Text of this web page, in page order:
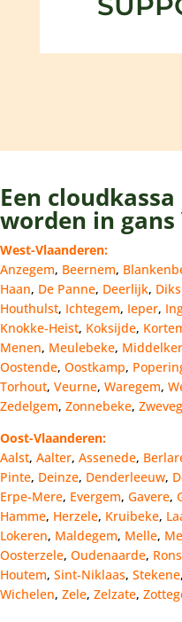
Een
worden in
West-Vlaanderen:
Anzegem, Beernem,
Haan, De Panne, Deerlijk,
Houthulst, Ichtegem, Ieper,
Knokke-Heist, Koksijde,
Menen, Meulebeke,
Oostende, Oostkamp,
Torhout, Veurne, Waregem,
Zedelgem, Zonnebeke,
Oost-Vlaanderen:
Aalst, Aalter, Assenede,
Pinte, Deinze, Denderleeuw,
Erpe-Mere, Evergem, Gavere,
Hamme, Herzele, Kruibeke,
Lokeren, Maldegem, Melle,
Oosterzele, Oudenaarde,
Houtem, Sint-Niklaas, Stekene,
Wichelen, Zele, Zelzate,